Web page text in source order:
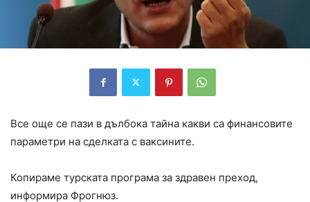
Все още се пази в дълбока тайна какви са финансовите
параметри на сделката с ваксините.
Копираме турската програма за здравен преход,
информира Фрогнюз.